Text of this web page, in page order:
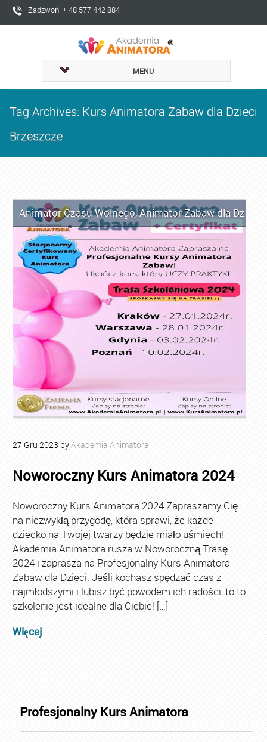
Zadzwoń + 48 577 442 884
MENU
Tag Archives: Kurs Animatora Zabaw dla Dzieci
Brzeszcze
Animator Czasu Wolnego,Animator Zabaw dla Dzieci
27 Gru 2023 byAkademia Animatora
Noworoczny Kurs Animatora 2024
Noworoczny Kurs Animatora 2024 Zapraszamy Cię
na niezwykłą przygodę, która sprawi, że każde
dziecko na Twojej twarzy będzie miało uśmiech!
Akademia Animatora rusza w Noworoczną Trasę
2024 i zaprasza na Profesjonalny Kurs Animatora
Zabaw dla Dzieci. Jeśli kochasz spędzać czas z
najmłodszymi i lubisz być powodem ich radości, to to
szkolenie jest idealne dla Ciebie! […]
Więcej
Profesjonalny Kurs Animatora